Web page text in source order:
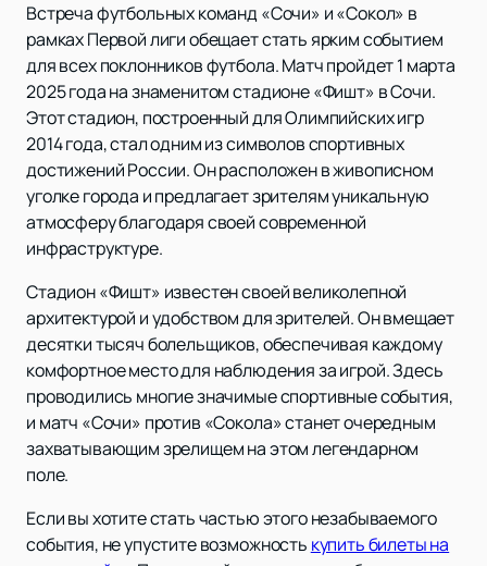
Встреча футбольных команд «Сочи» и «Сокол» в
рамках Первой лиги обещает стать ярким событием
для всех поклонников футбола. Матч пройдет 1 марта
2025 года на знаменитом стадионе «Фишт» в Сочи.
Этот стадион, построенный для Олимпийских игр
2014 года, стал одним из символов спортивных
достижений России. Он расположен в живописном
уголке города и предлагает зрителям уникальную
атмосферу благодаря своей современной
инфраструктуре.
Стадион «Фишт» известен своей великолепной
архитектурой и удобством для зрителей. Он вмещает
десятки тысяч болельщиков, обеспечивая каждому
комфортное место для наблюдения за игрой. Здесь
проводились многие значимые спортивные события,
и матч «Сочи» против «Сокола» станет очередным
захватывающим зрелищем на этом легендарном
поле.
Если вы хотите стать частью этого незабываемого
события, не упустите возможность купить билеты на